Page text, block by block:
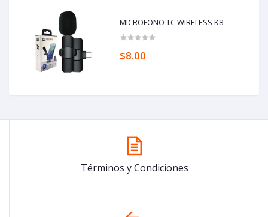
MICROFONO TC WIRELESS K8
$8.00
Términos y Condiciones